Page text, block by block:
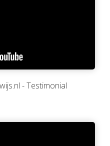
- Testimonial